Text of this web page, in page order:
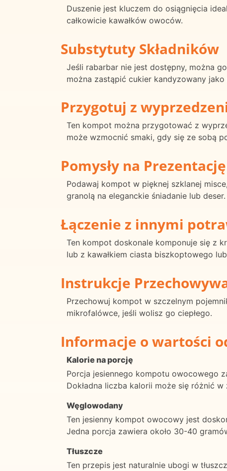
Duszenie jest kluczem do osiągnięcia
całkowicie kawałków owoców.
Substytuty Składników
Jeśli rabarbar nie jest dostępny, można
można zastąpić cukier kandyzowany
Przygotuj z
Ten kompot można przygotować z
może wzmocnić smaki, gdy się ze sobą
Pomysły na Prezentację
Podawaj kompot w pięknej szklanej
granolą na eleganckie śniadanie lub deser.
Łączenie z innymi
Ten kompot doskonale komponuje się z
lub z kawałkiem ciasta biszkoptowego
Instrukcje
Przechowuj kompot w szczelnym
mikrofalówce, jeśli wolisz go ciepłego.
Informacje o wartości
Kalorie na porcję
Porcja jesiennego kompotu owocowego
Dokładna liczba kalorii może się różnić
Węglowodany
Ten jesienny kompot owocowy jest
Jedna porcja zawiera około 30-40
Tłuszcze
Ten przepis jest naturalnie ubogi w